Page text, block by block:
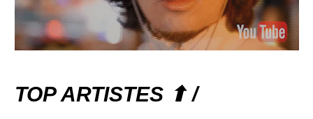
TOP ARTISTES ⬆ /